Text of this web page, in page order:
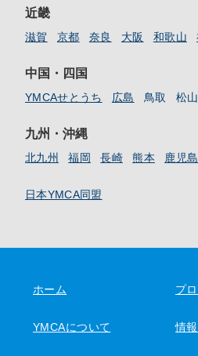
近畿
滋賀 京都 奈良 大阪 和歌山
中国・四国
YMCAせとうち 広島 鳥取 松山
九州・沖縄
北九州 福岡 長崎 熊本 鹿児島
日本YMCA同盟
ホーム
YMCAについて
プ
情